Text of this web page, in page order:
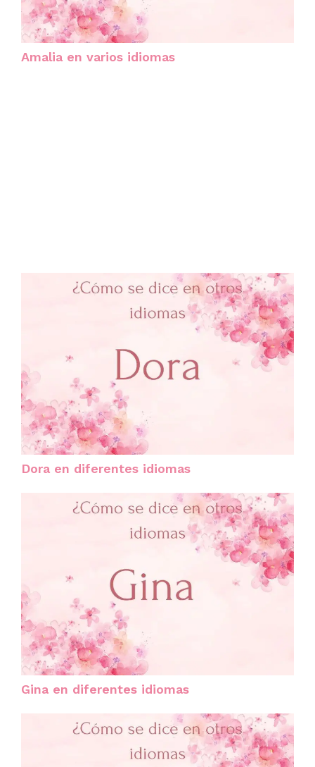
Amalia en varios idiomas
Dora en diferentes idiomas
Gina en diferentes idiomas